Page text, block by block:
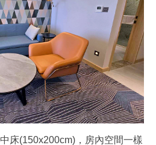
床(150x200cm)，房內空間一樣